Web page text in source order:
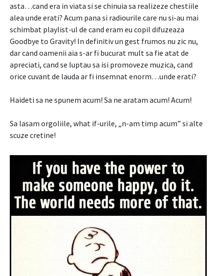
asta…cand era in viata si se chinuia sa realizeze chestiile
alea unde erati? Acum pana si radiourile care nu si-au mai
schimbat playlist-ul de cand eram eu copil difuzeaza
Goodbye to Gravity! In definitiv un gest frumos nu zic nu,
dar cand oamenii aia s-ar fi bucurat mult sa fie atat de
apreciati, cand se luptau sa isi promoveze muzica, cand
orice cuvant de lauda ar fi insemnat enorm…unde erati?
Haideti sa ne spunem acum! Sa ne aratam acum! Acum!
Sa lasam orgoliile, what if-urile, „n-am timp acum” si alte
scuze cretine!